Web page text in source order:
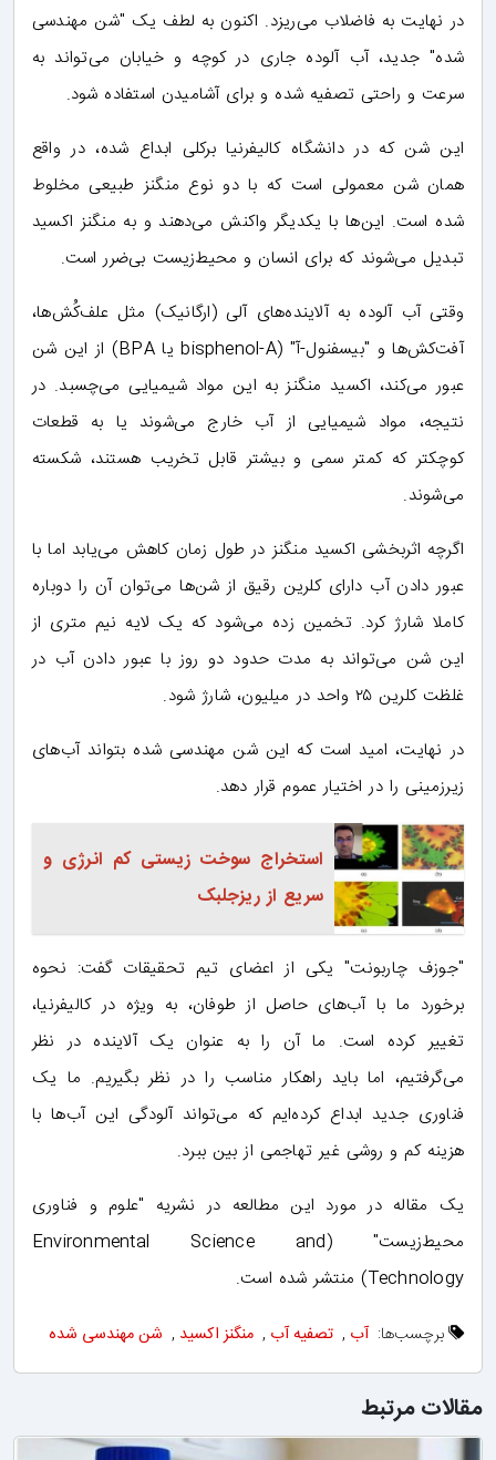
در نهایت به فاضلاب می‌ریزد. اکنون به لطف یک "شن مهندسی
شده" جدید، آب آلوده جاری در کوچه و خیابان می‌تواند به
سرعت و راحتی تصفیه شده و برای آشامیدن استفاده شود.
این شن که در دانشگاه کالیفرنیا برکلی ابداع شده، در واقع
همان شن معمولی است که با دو نوع منگنز طبیعی مخلوط
شده است. این‌ها با یکدیگر واکنش می‌دهند و به منگنز اکسید
تبدیل می‌شوند که برای انسان و محیط‌زیست بی‌ضرر است.
وقتی آب آلوده به آلاینده‌های آلی (ارگانیک) مثل علف‌کُش‌ها،
آفت‌کش‌ها و "بیسفنول-آ" (bisphenol-A یا BPA) از این شن
عبور می‌کند، اکسید منگنز به این مواد شیمیایی می‌چسبد. در
نتیجه، مواد شیمیایی از آب خارج می‌شوند یا به قطعات
کوچکتر که کمتر سمی و بیشتر قابل تخریب هستند، شکسته
می‌شوند.
اگرچه اثربخشی اکسید منگنز در طول زمان کاهش می‌یابد اما با
عبور دادن آب دارای کلرین رقیق از شن‌ها می‌توان آن را دوباره
کاملا شارژ کرد. تخمین زده می‌شود که یک لایه نیم متری از
این شن می‌تواند به مدت حدود دو روز با عبور دادن آب در
غلظت کلرین ۲۵ واحد در میلیون، شارژ شود.
در نهایت، امید است که این شن مهندسی شده بتواند آب‌های
زیرزمینی را در اختیار عموم قرار دهد.
استخراج سوخت زیستی کم ­انرژی و
سریع از ریزجلبک
"جوزف چاربونت" یکی از اعضای تیم تحقیقات گفت: نحوه
برخورد ما با آب‌های حاصل از طوفان، به ویژه در کالیفرنیا،
تغییر کرده است. ما آن را به عنوان یک آلاینده در نظر
می‌گرفتیم، اما باید راهکار مناسب را در نظر بگیریم. ما یک
فناوری جدید ابداع کرده‌ایم که می‌تواند آلودگی این آب‌ها با
هزینه کم و روشی غیر تهاجمی از بین ببرد.
یک مقاله در مورد این مطالعه در نشریه "علوم و فناوری
محیط‌زیست" (Environmental Science and
Technology) منتشر شده است.
برچسب‌ها: آب , تصفیه آب , منگنز اکسید , شن مهندسی شده
مقالات مرتبط